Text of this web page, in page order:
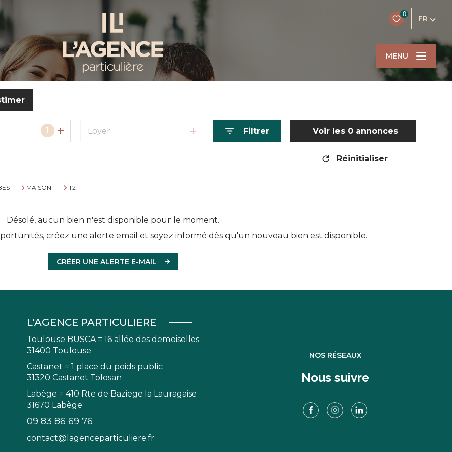
0
FR
MENU
1 Loyer Filtrer Voir les 0annonces
Réinitialiser
MAISON T2
Désolé, aucun bien n'est disponible pour le moment.
créez une alerte email et soyez informé dès qu'un nouveau bien est disponible.
CRÉER UNE ALERTE E-MAIL
L'AGENCE PARTICULIERE
Toulouse BUSCA = 16 allée des demoiselles
31400 Toulouse
Castanet = 1 place du poids public
31320 Castanet Tolosan
Labège = 410 Rte de Baziege la Lauragaise
31670 Labège
09 83 86 69 76
contact@lagenceparticuliere.fr
NOS RÉSEAUX
Nous suivre